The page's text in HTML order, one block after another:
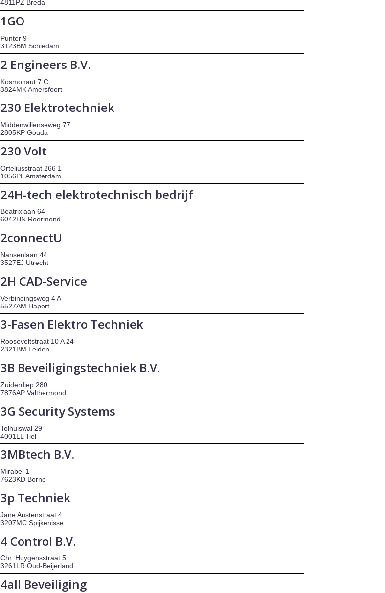
4811PZ Breda
1GO
Punter 9
3123BM Schiedam
2 Engineers B.V.
Kosmonaut 7 C
3824MK Amersfoort
230 Elektrotechniek
Middenwillenseweg 77
2805KP Gouda
230 Volt
Orteliusstraat 266 1
1056PL Amsterdam
24H-tech elektrotechnisch bedrijf
Beatrixlaan 64
6042HN Roermond
2connectU
Nansenlaan 44
3527EJ Utrecht
2H CAD-Service
Verbindingsweg 4 A
5527AM Hapert
3-Fasen Elektro Techniek
Rooseveltstraat 10 A 24
2321BM Leiden
3B Beveiligingstechniek B.V.
Zuiderdiep 280
7876AP Valthermond
3G Security Systems
Tolhuiswal 29
4001LL Tiel
3MBtech B.V.
Mirabel 1
7623KD Borne
3p Techniek
Jane Austenstraat 4
3207MC Spijkenisse
4 Control B.V.
Chr. Huygensstraat 5
3261LR Oud-Beijerland
4all Beveiliging